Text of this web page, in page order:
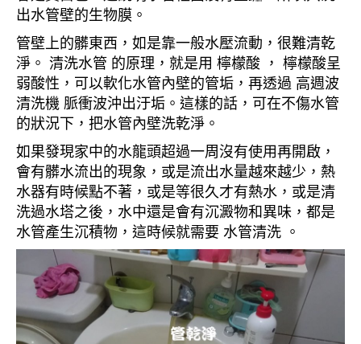
出水管壁的生物膜。
管壁上的髒東西，如是靠一般水壓流動，很難清乾
淨。 清洗水管 的原理，就是用 檸檬酸 ， 檸檬酸呈
弱酸性，可以軟化水管內壁的管垢，再透過 高週波
清洗機 脈衝波沖出汙垢。這樣的話，可在不傷水管
的狀況下，把水管內壁洗乾淨。
如果發現家中的水龍頭超過一周沒有使用再開啟，
會有髒水流出的現象，或是流出水量越來越少，熱
水器有時候點不著，或是等很久才有熱水，或是清
洗過水塔之後，水中還是會有沉澱物和異味，都是
水管產生沉積物，這時候就需要 水管清洗 。